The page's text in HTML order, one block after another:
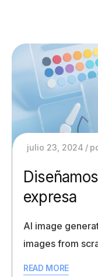
julio 23, 2024
expresa
AI image
images from
READ MORE